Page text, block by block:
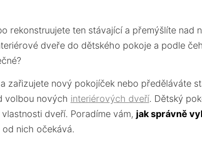
rekonstruujete ten stávající a přemýšlíte nad
dveře do dětského pokoje a podle
zařizujete nový pokojíček nebo předěláváte
volbou nových interiérových dveří. Dětský
dveří. Poradíme vám, jak správně
nich očekává.